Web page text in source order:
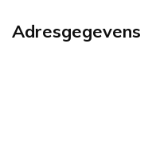
Adresgegevens